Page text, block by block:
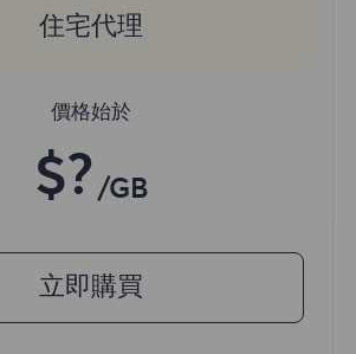
住宅代理
價格始於
$? /GB
立即購買